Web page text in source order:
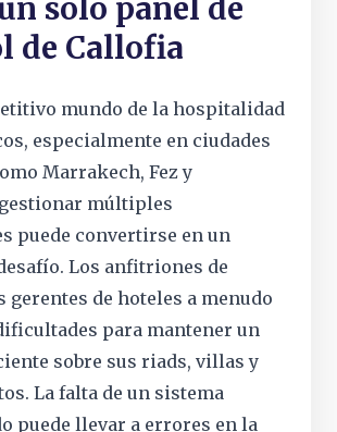
solo panel de
de Callofia
mundo de la hospitalidad
especialmente en ciudades
Marrakech, Fez y
múltiples
puede convertirse en un
Los anfitriones de
gerentes de hoteles a menudo
para mantener un
sobre sus riads, villas y
La falta de un sistema
puede llevar a errores en la